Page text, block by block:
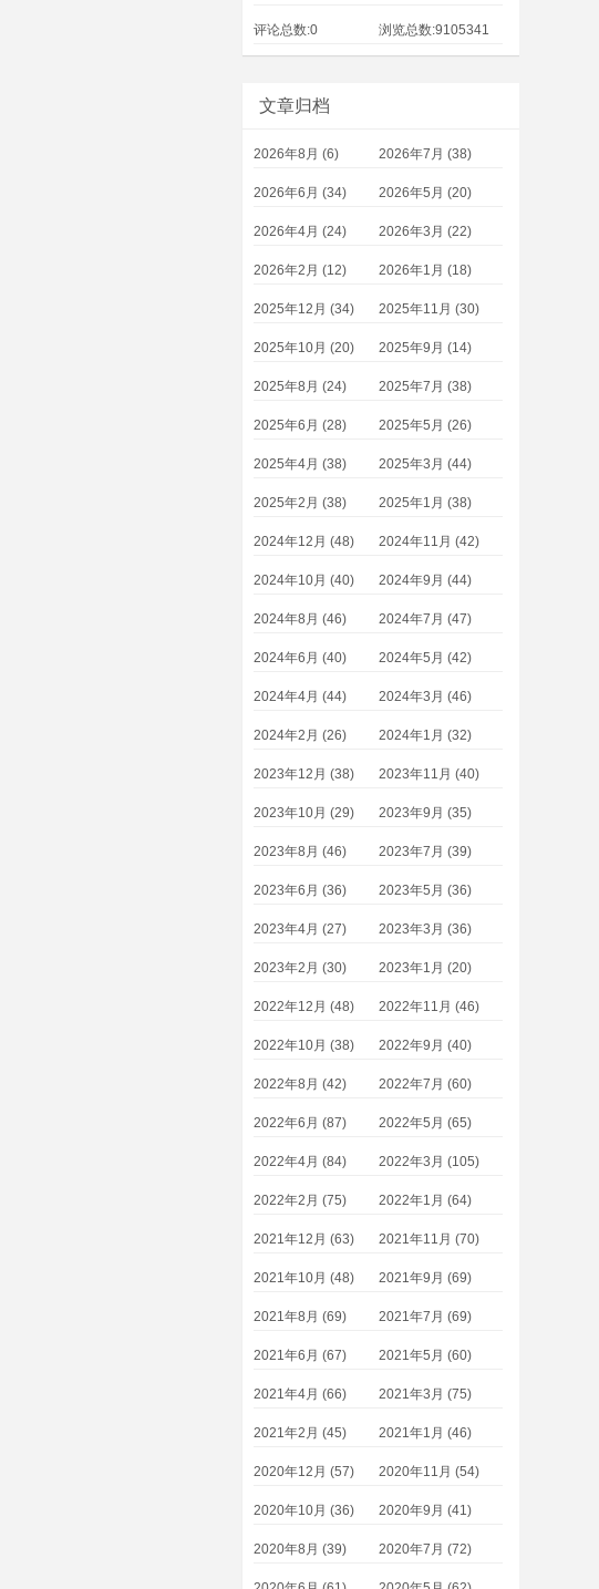
评论总数:0 浏览总数:9105341
文章归档
2026年8月 (6) 2026年7月 (38)
2026年6月 (34) 2026年5月 (20)
2026年4月 (24) 2026年3月 (22)
2026年2月 (12) 2026年1月 (18)
2025年12月 (34) 2025年11月 (30)
2025年10月 (20) 2025年9月 (14)
2025年8月 (24) 2025年7月 (38)
2025年6月 (28) 2025年5月 (26)
2025年4月 (38) 2025年3月 (44)
2025年2月 (38) 2025年1月 (38)
2024年12月 (48) 2024年11月 (42)
2024年10月 (40) 2024年9月 (44)
2024年8月 (46) 2024年7月 (47)
2024年6月 (40) 2024年5月 (42)
2024年4月 (44) 2024年3月 (46)
2024年2月 (26) 2024年1月 (32)
2023年12月 (38) 2023年11月 (40)
2023年10月 (29) 2023年9月 (35)
2023年8月 (46) 2023年7月 (39)
2023年6月 (36) 2023年5月 (36)
2023年4月 (27) 2023年3月 (36)
2023年2月 (30) 2023年1月 (20)
2022年12月 (48) 2022年11月 (46)
2022年10月 (38) 2022年9月 (40)
2022年8月 (42) 2022年7月 (60)
2022年6月 (87) 2022年5月 (65)
2022年4月 (84) 2022年3月 (105)
2022年2月 (75) 2022年1月 (64)
2021年12月 (63) 2021年11月 (70)
2021年10月 (48) 2021年9月 (69)
2021年8月 (69) 2021年7月 (69)
2021年6月 (67) 2021年5月 (60)
2021年4月 (66) 2021年3月 (75)
2021年2月 (45) 2021年1月 (46)
2020年12月 (57) 2020年11月 (54)
2020年10月 (36) 2020年9月 (41)
2020年8月 (39) 2020年7月 (72)